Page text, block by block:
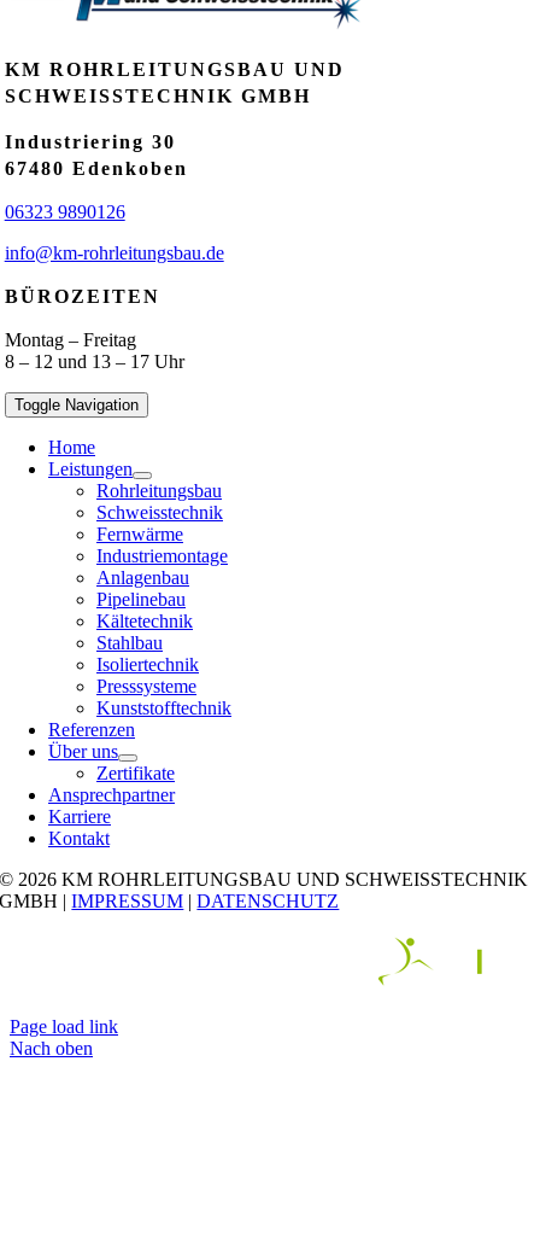
KM ROHRLEITUNGSBAU UND
SCHWEISSTECHNIK GMBH
Industriering 30
67480 Edenkoben
06323 9890126
info@km-rohrleitungsbau.de
BÜROZEITEN
Montag – Freitag
8 – 12 und 13 – 17 Uhr
Toggle Navigation
Home
Leistungen
Rohrleitungsbau
Schweisstechnik
Fernwärme
Industriemontage
Anlagenbau
Pipelinebau
Kältetechnik
Stahlbau
Isoliertechnik
Presssysteme
Kunststofftechnik
Referenzen
Über uns
Zertifikate
Ansprechpartner
Karriere
Kontakt
© 2026 KM ROHRLEITUNGSBAU UND SCHWEISSTECHNIK
GMBH |IMPRESSUM |DATENSCHUTZ
Page load link
Nach oben